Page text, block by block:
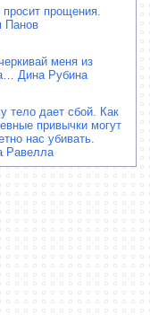
просит прощения.
Панов
меня из
Дина Рубина
тело дает сбой. Как
привычки могут
нас убивать.
Равелла